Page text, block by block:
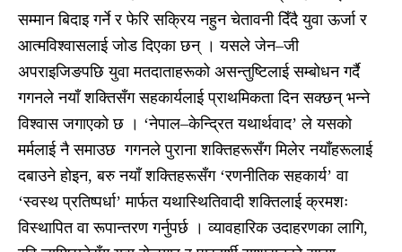
सम्मान बिदाइ गर्ने र फेरि सक्रिय नहुन चेतावनी दिँदै युवा ऊर्जा र
आत्मविश्वासलाई जोड दिएका छन् । यसले जेन–जी
अपराइजिङपछि युवा मतदाताहरूको असन्तुष्टिलाई सम्बोधन गर्दै
गगनले नयाँ शक्तिसँग सहकार्यलाई प्राथमिकता दिन सक्छन् भन्ने
विश्वास जगाएको छ । ‘नेपाल–केन्द्रित यथार्थवाद’ ले यसको
मर्मलाई नै समाउछ गगनले पुराना शक्तिहरूसँग मिलेर नयाँहरूलाई
दबाउने होइन, बरु नयाँ शक्तिहरूसँग ‘रणनीतिक सहकार्य’ वा
‘स्वस्थ प्रतिष्पर्धा’ मार्फत यथास्थितिवादी शक्तिलाई क्रमशः
विस्थापित वा रूपान्तरण गर्नुपर्छ । व्यावहारिक उदाहरणका लागि,